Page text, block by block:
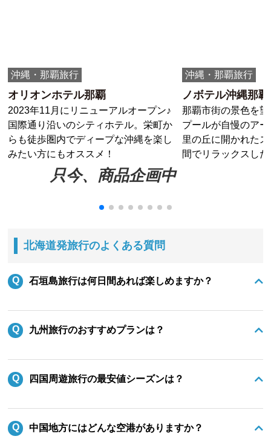
沖縄・那覇旅行
オリオンホテル那覇
2023年11月にリニューアルオープン♪
国際通り沿いのシティホテル。栄町か
らも徒歩圏内でディープな沖縄を楽し
みたい方にもオススメ！
只今、商品企画中
沖縄・那覇旅行
ノボテル沖縄那覇
那覇市街の景色を
プールが自慢のア
里の丘に開かれた
間でリラックスし
北海道発旅行のよくある質問
石垣島旅行は何日間あれば楽しめますか？
九州旅行のおすすめプランは？
四国周遊旅行の最安値シーズンは？
中国地方にはどんな空港がありますか？